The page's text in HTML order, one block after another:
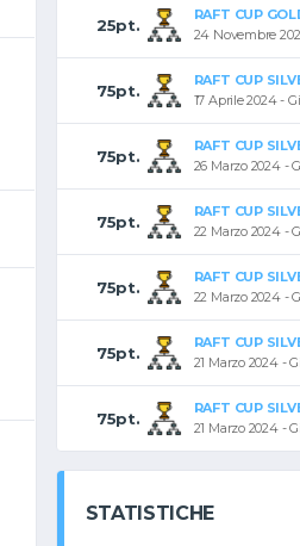
25pt.
RAFT CUP
24 Novembre
75pt.
RAFT CUP
17 Aprile 2024 -
75pt.
RAFT CUP
26 Marzo 2024 -
75pt.
RAFT CUP
22 Marzo 2024 -
75pt.
RAFT CUP
22 Marzo 2024 -
75pt.
RAFT CUP
21 Marzo 2024 -
75pt.
RAFT CUP
21 Marzo 2024 -
STATISTICHE